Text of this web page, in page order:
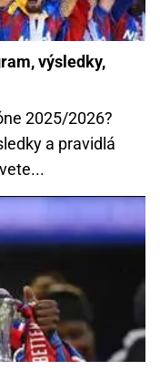
výsledky,
2025/2026?
a pravidlá